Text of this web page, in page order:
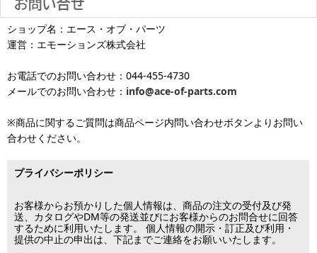
※銀行振り込み・郵便振替・コンビニ決済・PayPayオンライン決済
の場合、ご入金確認後の発送となります。
※お届け先が異なる場合は別途お届け先分の送料がかかります。
沖縄へのお届けは、送料とは別に地域料金が発生します。サイズに
より金額が異なるので、詳しい料金については
となります（当日・土日祝日出荷不可）
商品到着後1週間以内であれば、初期不良の受け付けを行います。
返品対応の詳細、各種保証については
をご覧ください。
■お届けについて
お届け日のご指定がない場合は、最短出荷・最短到着で発送いたし
ます。
平日は15時・土曜は11時・日曜祝日は10時までのご注文で当日出荷
が可能です。
済・代引決済のみ当日出荷が可能です。
※クレジットカード・代引き決済以外のお支払方法を選択されてい
※メーカー発注品は除きます。
土 日 祝日も
発送しています
※出荷休業日を除く
この日は出荷業務を行いませんので予めご了承下さい。
■営業日
ショップ名：エース・オブ・パーツ
運営：エモーションズ株式会社
お電話でのお問い合わせ：044-455-4730
メールでのお問い合わせ： info@ace-of-parts.com
※商品に関するご質問は商品ページ内問い合わせボタンよりお問い
合わせください。
プライバシーポリシー
お客様からお預かりした個人情報は、商品の注文の受付及び発
送、カタログやDM等の発送並びにお客様からのお問合せに回答
するために利用いたします。 個人情報の開示・訂正及び利用・
提供の中止の申出は、下記までご連絡をお願いいたします。